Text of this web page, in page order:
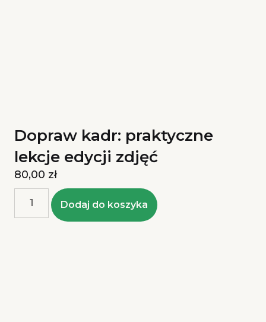
Dopraw kadr: praktyczne
lekcje edycji zdjęć
80,00 zł
Dodaj do koszyka